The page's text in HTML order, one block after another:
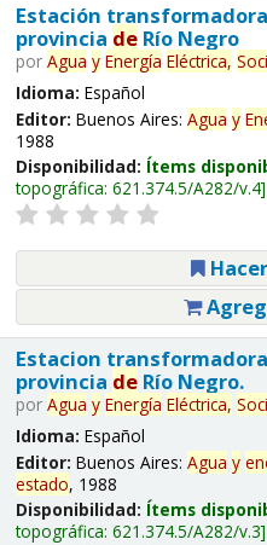
Estación
provincia deRío Negro
por Agua y Energía Eléctrica,
Idioma: Español
Editor: Buenos Aires: Agua y
1988
Disponibilidad: Ítems
topográfica: 621.374.5/A282/v.4
Estacion
provincia deRío Negro.
por Agua y Energía Eléctrica,
Idioma: Español
Editor: Buenos Aires: Agua y
estado, 1988
Disponibilidad: Ítems
topográfica: 621.374.5/A282/v.3